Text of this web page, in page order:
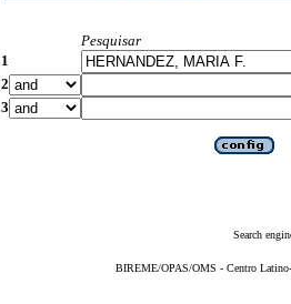
Pesquisar
1
2
3
Search
BIREME/OPAS/OMS - Centro Latino-